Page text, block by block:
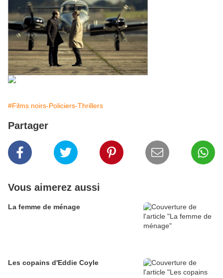
#Films noirs-Policiers-Thrillers
Partager
Vous aimerez aussi
La femme de ménage
Les copains d'Eddie Coyle